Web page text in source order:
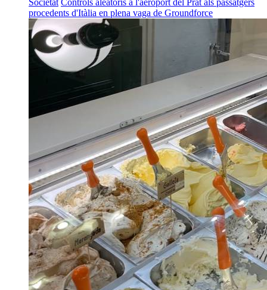
Societat Controls aleatoris a l'aeroport del Prat als passatgers
procedents d'Itàlia en plena vaga de Groundforce